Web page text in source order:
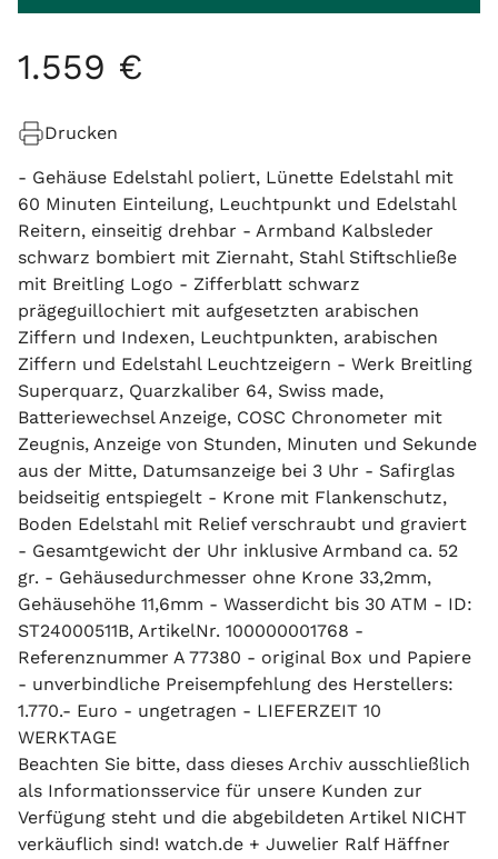
1.559 €
Drucken
- Gehäuse Edelstahl poliert, Lünette Edelstahl mit
60 Minuten Einteilung, Leuchtpunkt und Edelstahl
Reitern, einseitig drehbar - Armband Kalbsleder
schwarz bombiert mit Ziernaht, Stahl Stiftschließe
mit Breitling Logo - Zifferblatt schwarz
prägeguillochiert mit aufgesetzten arabischen
Ziffern und Indexen, Leuchtpunkten, arabischen
Ziffern und Edelstahl Leuchtzeigern - Werk Breitling
Superquarz, Quarzkaliber 64, Swiss made,
Batteriewechsel Anzeige, COSC Chronometer mit
Zeugnis, Anzeige von Stunden, Minuten und Sekunde
aus der Mitte, Datumsanzeige bei 3 Uhr - Safirglas
beidseitig entspiegelt - Krone mit Flankenschutz,
Boden Edelstahl mit Relief verschraubt und graviert
- Gesamtgewicht der Uhr inklusive Armband ca. 52
gr. - Gehäusedurchmesser ohne Krone 33,2mm,
Gehäusehöhe 11,6mm - Wasserdicht bis 30 ATM - ID:
ST24000511B, ArtikelNr. 100000001768 -
Referenznummer A 77380 - original Box und Papiere
- unverbindliche Preisempfehlung des Herstellers:
1.770.- Euro - ungetragen - LIEFERZEIT 10
WERKTAGE
Beachten Sie bitte, dass dieses Archiv ausschließlich
als Informationsservice für unsere Kunden zur
Verfügung steht und die abgebildeten Artikel NICHT
verkäuflich sind! watch.de + Juwelier Ralf Häffner